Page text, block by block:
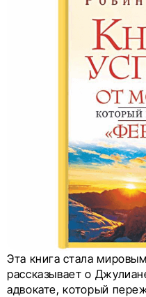
Эта книга стала
рассказывает о
адвокате, который